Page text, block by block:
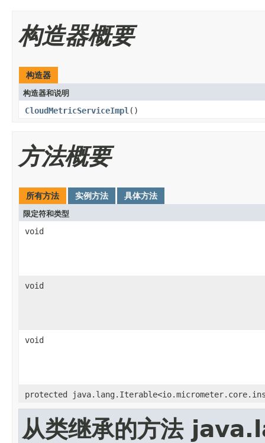
构造器概要
构造器
构造器和说明
CloudMetricServiceImpl ()
方法概要
所有方法 实例方法 具体方法
限定符和类型
void
void
void
protected
从类继承的方法